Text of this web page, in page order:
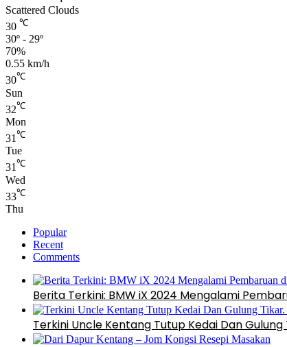
Scattered Clouds
30 ℃
30º - 29º
70%
0.55 km/h
30℃
Sun
32℃
Mon
31℃
Tue
31℃
Wed
33℃
Thu
Popular
Recent
Comments
Berita Terkini: BMW iX 2024 Mengalami
Terkini Uncle Kentang Tutup Kedai Dan Gulung